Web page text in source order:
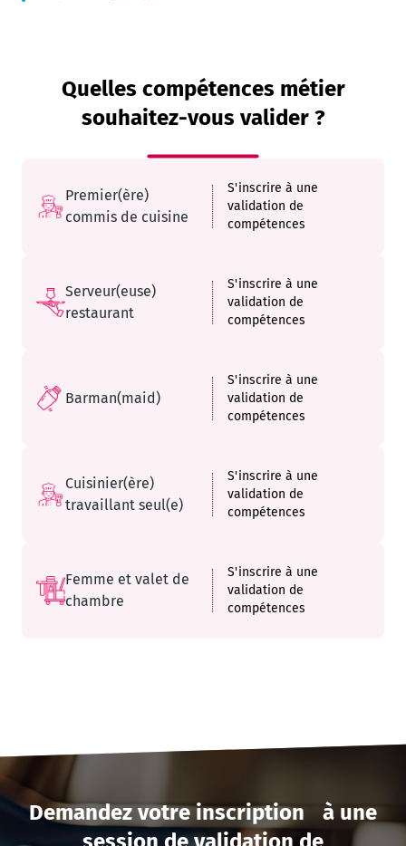
Quelles compétences métier
souhaitez-vous valider ?
Premier(ère)
commis de cuisine
S'inscrire à une
validation de
compétences
Serveur(euse)
restaurant
S'inscrire à une
validation de
compétences
Barman(maid)
S'inscrire à une
validation de
compétences
Cuisinier(ère)
travaillant seul(e)
S'inscrire à une
validation de
compétences
Femme et valet de
chambre
S'inscrire à une
validation de
compétences
Demandez votre inscription à une